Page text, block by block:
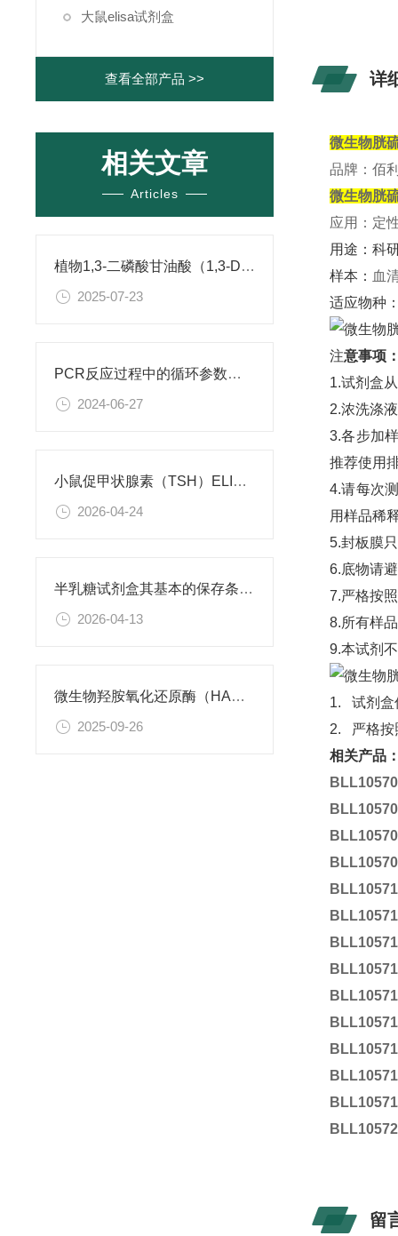
大鼠elisa试剂盒
查看全部产品 >>
相关文章
Articles
植物1,3-二磷酸甘油酸（1,3-DPG） ELISA试剂盒 使用说明书
2025-07-23
PCR反应过程中的循环参数了解一下
2024-06-27
小鼠促甲状腺素（TSH）ELISA试剂盒 说明书
2026-04-24
半乳糖试剂盒其基本的保存条件如下
2026-04-13
微生物羟胺氧化还原酶（HAO） ELISA检测试剂盒 使用说明书
2025-09-26
详
微生物胱
品牌：佰
微生物胱
应用：定
用途：科
样本： 血
适应物种
注意事项
1.试剂盒
2.浓洗涤
3.各步加
推荐使用
4.请每次
用样品稀
5.封板膜
6.底物请
7.严格按
8.所有样
9.本试剂
1. 试剂盒
2. 严格按
相关产品
留